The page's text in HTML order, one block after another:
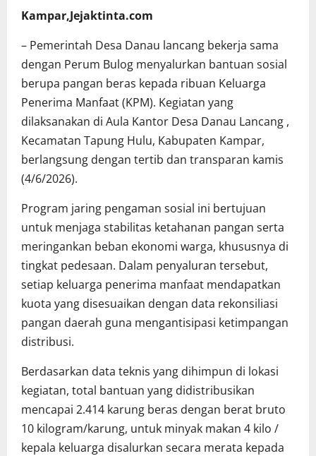
Kampar,Jejaktinta.com
– Pemerintah Desa Danau lancang bekerja sama
dengan Perum Bulog menyalurkan bantuan sosial
berupa pangan beras kepada ribuan Keluarga
Penerima Manfaat (KPM). Kegiatan yang
dilaksanakan di Aula Kantor Desa Danau Lancang ,
Kecamatan Tapung Hulu, Kabupaten Kampar,
berlangsung dengan tertib dan transparan kamis
(4/6/2026).
Program jaring pengaman sosial ini bertujuan
untuk menjaga stabilitas ketahanan pangan serta
meringankan beban ekonomi warga, khususnya di
tingkat pedesaan. Dalam penyaluran tersebut,
setiap keluarga penerima manfaat mendapatkan
kuota yang disesuaikan dengan data rekonsiliasi
pangan daerah guna mengantisipasi ketimpangan
distribusi.
Berdasarkan data teknis yang dihimpun di lokasi
kegiatan, total bantuan yang didistribusikan
mencapai 2.414 karung beras dengan berat bruto
10 kilogram/karung, untuk minyak makan 4 kilo /
kepala keluarga disalurkan secara merata kepada